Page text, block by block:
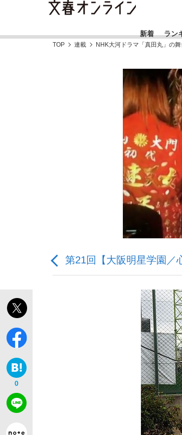
新着 ラン
《BTS厳戒トーキョー滞在
「最悪の空気のまま解散」
終戦から81年
私のあのとき、私のいま
お
#
#
TOP 連載 NHK大河ドラマ「真田丸」の
第21回【大阪明星学園／
0